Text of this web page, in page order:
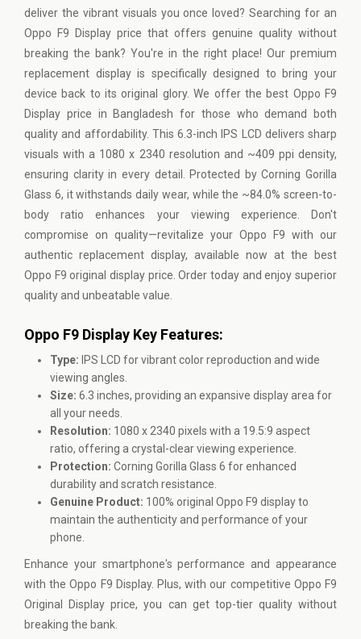
deliver the vibrant visuals you once loved? Searching for an
Oppo F9 Display price that offers genuine quality without
breaking the bank? You're in the right place! Our premium
replacement display is specifically designed to bring your
device back to its original glory. We offer the best Oppo F9
Display price in Bangladesh for those who demand both
quality and affordability. This 6.3-inch IPS LCD delivers sharp
visuals with a 1080 x 2340 resolution and ~409 ppi density,
ensuring clarity in every detail. Protected by Corning Gorilla
Glass 6, it withstands daily wear, while the ~84.0% screen-to-
body ratio enhances your viewing experience. Don't
compromise on quality—revitalize your Oppo F9 with our
authentic replacement display, available now at the best
Oppo F9 original display price. Order today and enjoy superior
quality and unbeatable value.
Oppo F9 Display Key Features:
Type: IPS LCD for vibrant color reproduction and wide
viewing angles.
Size: 6.3 inches, providing an expansive display area for
all your needs.
Resolution: 1080 x 2340 pixels with a 19.5:9 aspect
ratio, offering a crystal-clear viewing experience.
Protection: Corning Gorilla Glass 6 for enhanced
durability and scratch resistance.
Genuine Product: 100% original Oppo F9 display to
maintain the authenticity and performance of your
phone.
Enhance your smartphone's performance and appearance
with the Oppo F9 Display. Plus, with our competitive Oppo F9
Original Display price, you can get top-tier quality without
breaking the bank.